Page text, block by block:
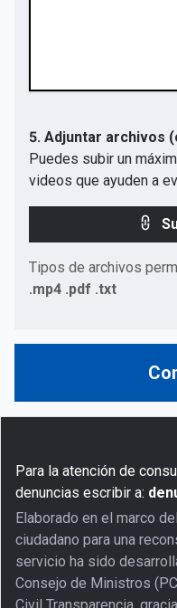
5. Adjuntar archivos
Puedes subir un
videos que ayuden a
Tipos de archivos
.mp4 .pdf .txt
Para la atención de
denuncias escribir a:
Elaborado en el marco
ciudadano para una
servicio ha sido
Consejo de Ministros